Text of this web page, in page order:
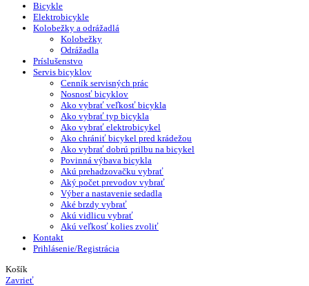
Bicykle
Elektrobicykle
Kolobežky a odrážadlá
Kolobežky
Odrážadla
Príslušenstvo
Servis bicyklov
Cenník servisných prác
Nosnosť bicyklov
Ako vybrať veľkosť bicykla
Ako vybrať typ bicykla
Ako vybrať elektrobicykel
Ako chrániť bicykel pred krádežou
Ako vybrať dobrú prilbu na bicykel
Povinná výbava bicykla
Akú prehadzovačku vybrať
Aký počet prevodov vybrať
Výber a nastavenie sedadla
Aké brzdy vybrať
Akú vidlicu vybrať
Akú veľkosť kolies zvoliť
Kontakt
Prihlásenie/Registrácia
Košík
Zavrieť